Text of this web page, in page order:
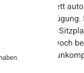
heute komplett
24/7 zur Verfügung.
oder einen
die App. Doch
schnell und